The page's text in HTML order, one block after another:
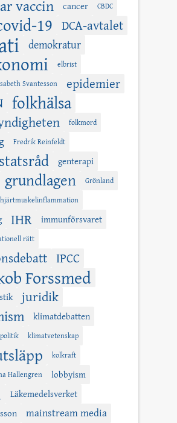
vaccin cancer CBDC
19 DCA-avtalet
demokratur
elbrist
Svantesson epidemier
folkhälsa
folkmord
Fredrik Reinfeldt
genterapi
grundlagen
Grönland
hjärtmuskelinflammation
IHR
immunförsvaret
rätt
IPCC
Forssmed
juridik
klimatdebatten
klimatvetenskap
kolkraft
Hallengren lobbyism
Läkemedelsverket
mainstream media